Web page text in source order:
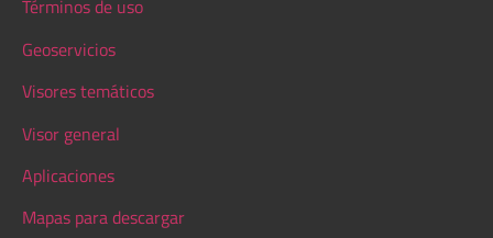
Términos de uso
Geoservicios
Visores temáticos
Visor general
Aplicaciones
Mapas para descargar